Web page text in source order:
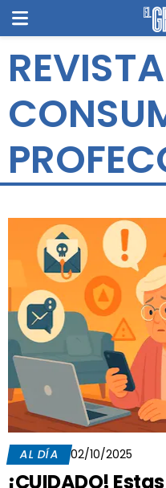
AL DÍA 02/10/2025
¡CUIDADO!